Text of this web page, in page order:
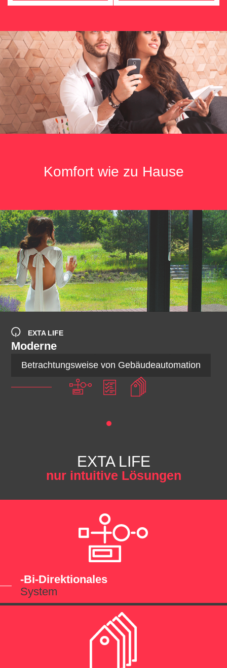
Komfort wie zu Hause
EXTA LIFE
Moderne
Betrachtungsweise von Gebäudeautomation
EXTA LIFE
nur intuitive Lösungen
-Bi-Direktionales
System